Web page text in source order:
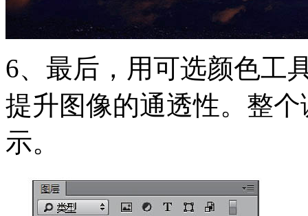
6、最后，用可选颜色工
提升图像的通透性。整
示。